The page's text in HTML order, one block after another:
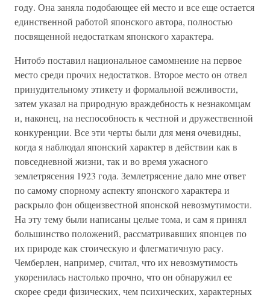
году. Она заняла подобающее ей место и все еще остается
единственной работой японского автора, полностью
посвященной недостаткам японского характера.
Нитобэ поставил национальное самомнение на первое
место среди прочих недостатков. Второе место он отвел
принудительному этикету и формальной вежливости,
затем указал на природную враждебность к незнакомцам
и, наконец, на неспособность к честной и дружественной
конкуренции. Все эти черты были для меня очевидны,
когда я наблюдал японский характер в действии как в
повседневной жизни, так и во время ужасного
землетрясения 1923 года. Землетрясение дало мне ответ
по самому спорному аспекту японского характера и
раскрыло фон общеизвестной японской невозмутимости.
На эту тему были написаны целые тома, и сам я принял
большинство положений, рассматривавших японцев по
их природе как стоическую и флегматичную расу.
Чемберлен, например, считал, что их невозмутимость
укоренилась настолько прочно, что он обнаружил ее
скорее среди физических, чем психических, характерных